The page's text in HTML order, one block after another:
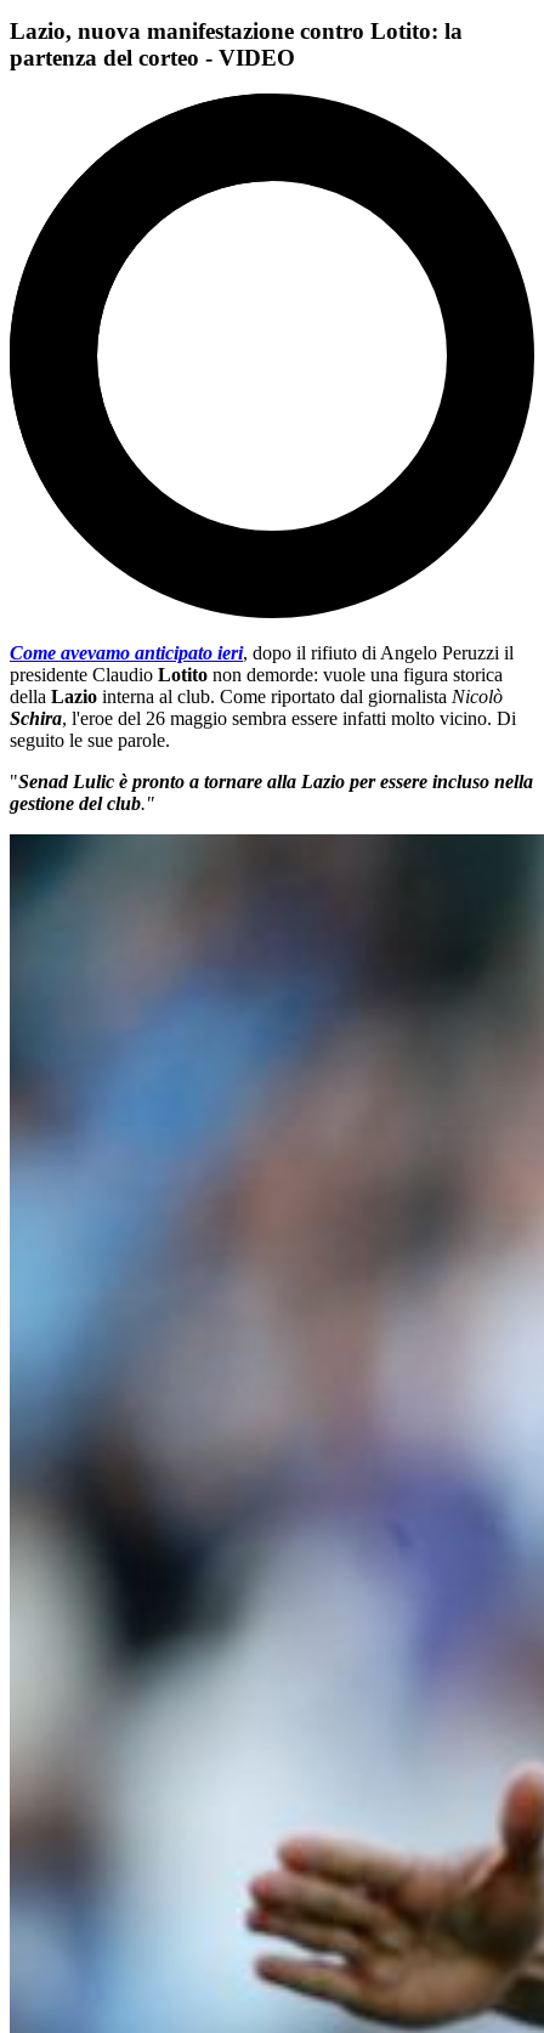
Lazio, nuova manifestazione contro Lotito: la
partenza del corteo - VIDEO
Come avevamo anticipato ieri, dopo il rifiuto di Angelo Peruzzi il
presidente Claudio Lotito non demorde: vuole una figura storica
della Lazio interna al club. Come riportato dal giornalista Nicolò
Schira, l'eroe del 26 maggio sembra essere infatti molto vicino. Di
seguito le sue parole.
"Senad Lulic è pronto a tornare alla Lazio per essere incluso nella
gestione del club."